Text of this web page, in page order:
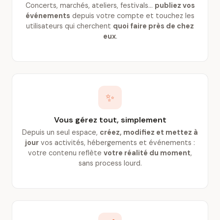
Concerts, marchés, ateliers, festivals… publiez vos
événements depuis votre compte et touchez les
utilisateurs qui cherchent quoi faire près de chez
eux.
✨
Vous gérez tout, simplement
Depuis un seul espace, créez, modifiez et mettez à
jour vos activités, hébergements et événements :
votre contenu reflète votre réalité du moment,
sans process lourd.